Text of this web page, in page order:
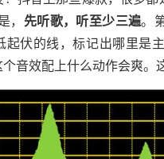
， 先听歌，听至少三遍。
起伏的线，标记出哪里是
音效配上什么动作会爽。